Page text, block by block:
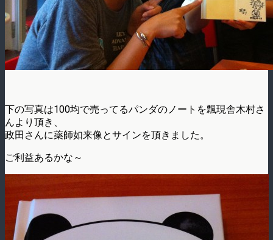
下の写真は100均で売ってるパンダのノートを飄現舎木村さ
んより頂き、
政田さんに薬師如来像とサインを頂きました。
ご利益あるかな～